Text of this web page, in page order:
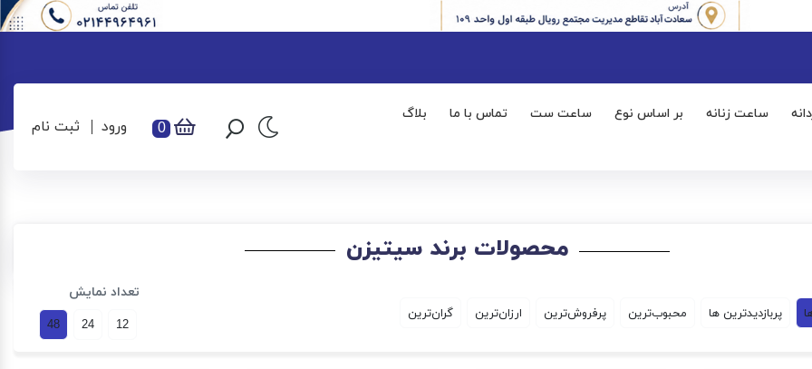
ساعت زنانه بر اساس نوع ساعت ست تماس با ما
بلاگ
0 ورود ثبت نام
محصولات برند سیتیزن
پربازدیدترین ها محبوب‌‌ترین پرفروش‌ترین ارزان‌ترین گران‌ترین
تعداد نمایش
12
24
48